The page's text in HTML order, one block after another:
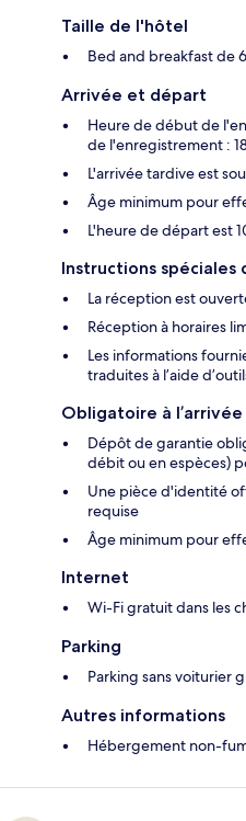
Taille de l'hôtel
Bed and breakfast de
Arrivée et départ
Heure de début de
de l'enregistrement :
L'arrivée tardive est
Âge minimum pour
L'heure de départ est
Instructions spéciales
La réception est
Réception à horaires
Les informations
traduites à l’aide
Obligatoire à l’arrivée
Dépôt de garantie
débit ou en espèces)
Une pièce d'identité
requise
Âge minimum pour
Internet
Wi-Fi gratuit dans les
Parking
Parking sans voiturier
Autres informations
Hébergement non-